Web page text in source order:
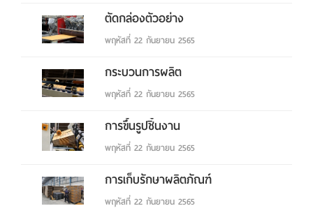
ตัดกล่องตัวอย่าง
พฤหัสที่ 22 กันยายน 2565
กระบวนการผลิต
พฤหัสที่ 22 กันยายน 2565
การขึ้นรูปชิ้นงาน
พฤหัสที่ 22 กันยายน 2565
การเก็บรักษาผลิตภัณฑ์
พฤหัสที่ 22 กันยายน 2565